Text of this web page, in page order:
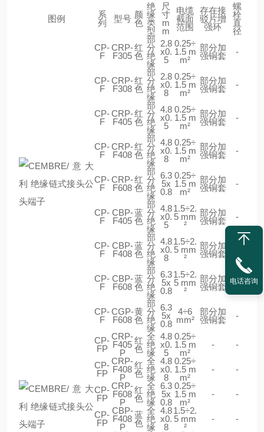
图例
系
列
型号 颜
色
绝
缘
类
型
尺
寸
m
m
电缆
截面
范围
存在接
驳片增
强环
螺
栓
直
径
CP-
F
CRP-
F305
红
色
部
分
绝
缘
2.8
x0.
5
0.25÷
1.5 m
m²
部分加
强铜套
-
CP-
F
CRP-
F308
红
色
部
分
绝
缘
2.8
x0.
8
0.25÷
1.5 m
m²
部分加
强铜套
-
CP-
F
CRP-
F405
红
色
部
分
绝
缘
4.8
x0.
5
0.25÷
1.5 m
m²
部分加
强铜套
-
CP-
F
CRP-
F408
红
色
部
分
绝
缘
4.8
x0.
8
0.25÷
1.5 m
m²
部分加
强铜套
-
CP-
F
CRP-
F608
红
色
部
分
绝
缘
6.3
5x
0.8
0.25÷
1.5 m
m²
部分加
强铜套
-
CP-
F
CBP-
F405
蓝
色
部
分
绝
缘
4.8
x0.
5
1.5÷2.
5 mm
²
部分加
强铜套
-
CP-
F
CBP-
F408
蓝
色
部
分
绝
缘
4.8
x0.
8
1.5÷2.
5 mm
²
部分加
强铜套
CP-
F
CBP-
F608
蓝
色
部
分
绝
缘
6.3
5x
0.8
1.5÷2.
5 mm
²
部分加
强铜套
-
CP-
F
CGP-
F608
黄
色
部
分
绝
缘
6.3
5x
0.8
4÷6
mm²
部分加
强铜套
-
CP-
FP
CRP-
F405
P
红
色
全
绝
缘
4.8
x0.
5
0.25÷
1.5 m
m²
- -
CP-
FP
CRP-
F408
P
红
色
全
绝
缘
4.8
x0.
8
0.25÷
1.5 m
m²
- -
CP-
FP
CRP-
F608
P
红
色
全
绝
缘
6.3
5x
0.8
0.25÷
1.5 m
m²
- -
CP-
FP
CBP-
F408
P
蓝
色
全
绝
缘
4.8
x0.
8
1.5÷2.
5 mm
²
- -
电话咨询